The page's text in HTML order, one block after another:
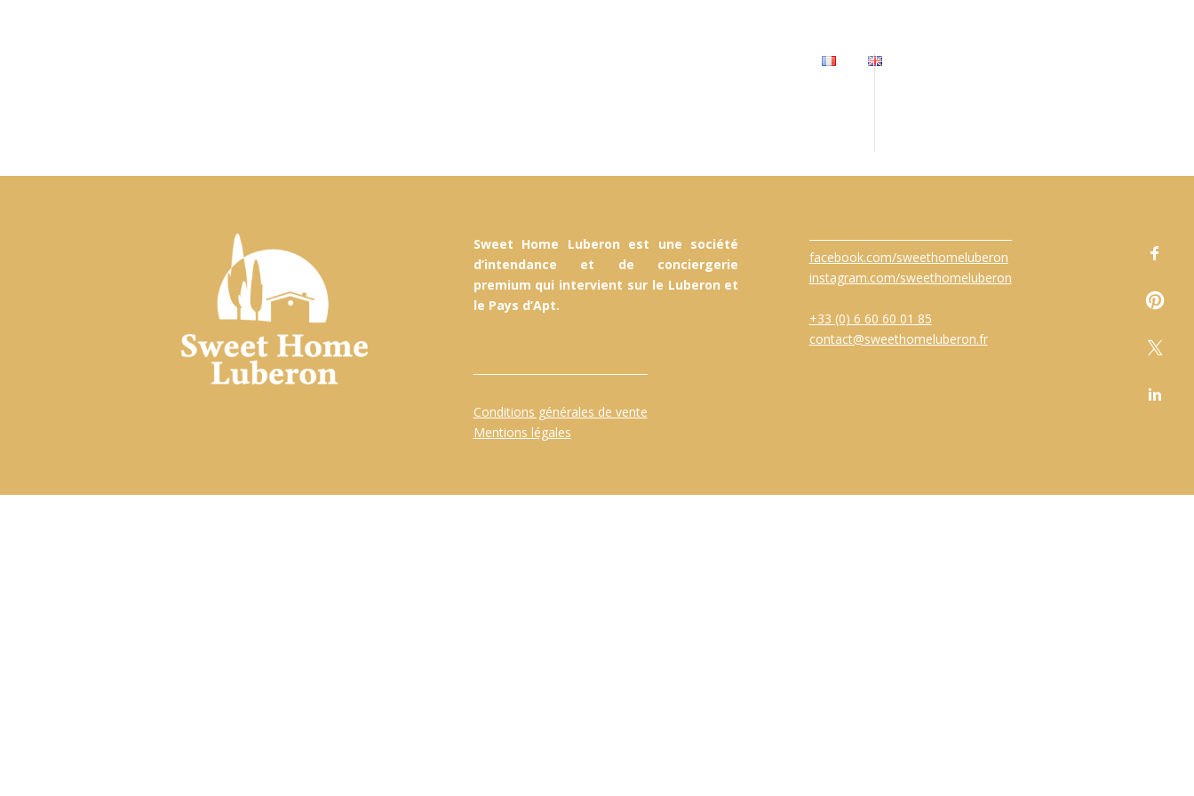
Sweet Home Luberon est une société
d’intendance et de conciergerie
premium qui intervient sur le Luberon et
le Pays d’Apt.
Conditions générales de vente
Mentions légales
facebook.com/sweethomeluberon
instagram.com/sweethomeluberon
+33 (0) 6 60 60 01 85
contact@sweethomeluberon.fr